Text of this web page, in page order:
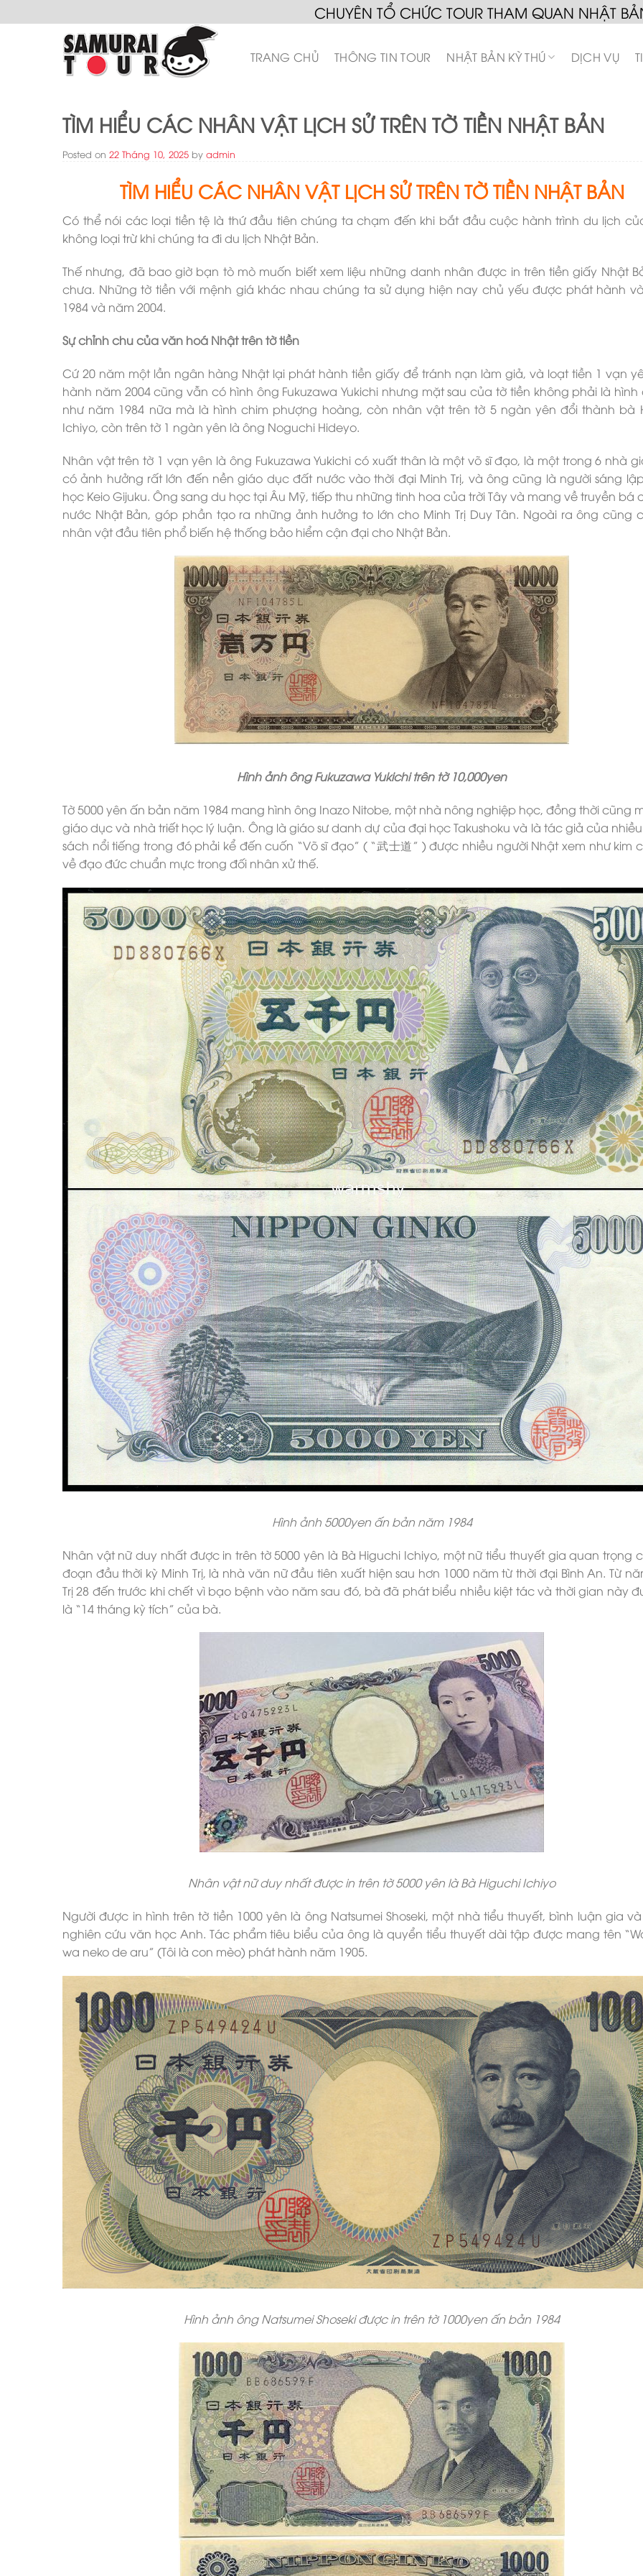
to
CHUYÊN TỔ CHỨC TOUR THAM QUAN NHẬT
TRANG CHỦ THÔNG TIN TOUR NHẬT BẢN KỲ THÚ DỊCH VỤ
TÌM HIỂU CÁC NHÂN VẬT LỊCH SỬ TRÊN TỜ TIỀN NHẬT BẢN
Posted on 22 Tháng 10, 2025 by admin
TÌM HIỂU CÁC NHÂN VẬT LỊCH SỬ TRÊN TỜ TIỀN NHẬT BẢN
Có thể nói các loại tiền tệ là thứ đầu tiên chúng ta chạm đến khi bắt đầu cuộc hành trình du lịch
không loại trừ khi chúng ta đi du lịch Nhật Bản.
Thế nhưng, đã bao giờ bạn tò mò muốn biết xem liệu những danh nhân được in trên tiền giấy Nhật
chưa. Những tờ tiền với mệnh giá khác nhau chúng ta sử dụng hiện nay chủ yếu được phát hành
1984 và năm 2004.
Sự chỉnh chu của văn hoá Nhật trên tờ tiền
Cứ 20 năm một lần ngân hàng Nhật lại phát hành tiền giấy để tránh nạn làm giả, và loạt tiền 1 vạn
hành năm 2004 cũng vẫn có hình ông Fukuzawa Yukichi nhưng mặt sau của tờ tiền không phải là hình
như năm 1984 nữa mà là hình chim phượng hoàng, còn nhân vật trên tờ 5 ngàn yên đổi thành bà
Ichiyo, còn trên tờ 1 ngàn yên là ông Noguchi Hideyo.
Nhân vật trên tờ 1 vạn yên là ông Fukuzawa Yukichi có xuất thân là một võ sĩ đạo, là một trong 6 nhà
có ảnh hưởng rất lớn đến nền giáo dục đất nước vào thời đại Minh Trị, và ông cũng là người sáng
học Keio Gijuku. Ông sang du học tại Âu Mỹ, tiếp thu những tinh hoa của trời Tây và mang về truyền bá
nước Nhật Bản, góp phần tạo ra những ảnh hưởng to lớn cho Minh Trị Duy Tân. Ngoài ra ông cũng
nhân vật đầu tiên phổ biến hệ thống bảo hiểm cận đại cho Nhật Bản.
Hình ảnh ông Fukuzawa Yukichi trên tờ 10,000yen
Tờ 5000 yên ấn bản năm 1984 mang hình ông Inazo Nitobe, một nhà nông nghiệp học, đồng thời cũng
giáo dục và nhà triết học lý luận. Ông là giáo sư danh dự của đại học Takushoku và là tác giả của
sách nổi tiếng trong đó phải kể đến cuốn “Võ sĩ đạo” ( “武士道” ) được nhiều người Nhật xem như kim
về đạo đức chuẩn mực trong đối nhân xử thế.
Hình ảnh 5000yen ấn bản năm 1984
Nhân vật nữ duy nhất được in trên tờ 5000 yên là Bà Higuchi Ichiyo, một nữ tiểu thuyết gia quan trọng
đoạn đầu thời kỳ Minh Trị, là nhà văn nữ đầu tiên xuất hiện sau hơn 1000 năm từ thời đại Bình An. Từ
Trị 28 đến trước khi chết vì bạo bệnh vào năm sau đó, bà đã phát biểu nhiều kiệt tác và thời gian này
là “14 tháng kỳ tích” của bà.
Nhân vật nữ duy nhất được in trên tờ 5000 yên là Bà Higuchi Ichiyo
Người được in hình trên tờ tiền 1000 yên là ông Natsumei Shoseki, một nhà tiểu thuyết, bình luận gia
nghiên cứu văn học Anh. Tác phẩm tiêu biểu của ông là quyển tiểu thuyết dài tập được mang tên
wa neko de aru” (Tôi là con mèo) phát hành năm 1905.
Hình ảnh ông Natsumei Shoseki được in trên tờ 1000yen ấn bản 1984